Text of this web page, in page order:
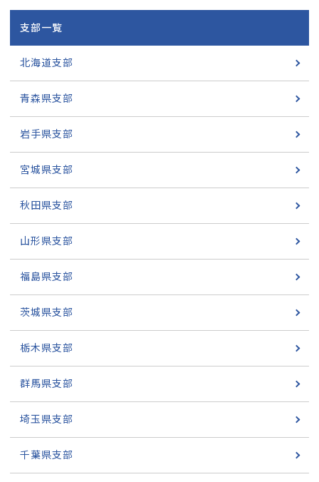
支部一覧
北海道支部
青森県支部
岩手県支部
宮城県支部
秋田県支部
山形県支部
福島県支部
茨城県支部
栃木県支部
群馬県支部
埼玉県支部
千葉県支部